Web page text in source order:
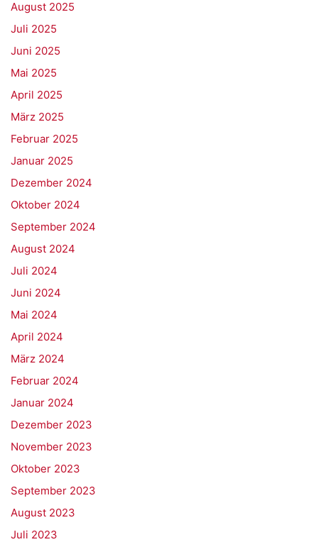
August 2025
Juli 2025
Juni 2025
Mai 2025
April 2025
März 2025
Februar 2025
Januar 2025
Dezember 2024
Oktober 2024
September 2024
August 2024
Juli 2024
Juni 2024
Mai 2024
April 2024
März 2024
Februar 2024
Januar 2024
Dezember 2023
November 2023
Oktober 2023
September 2023
August 2023
Juli 2023